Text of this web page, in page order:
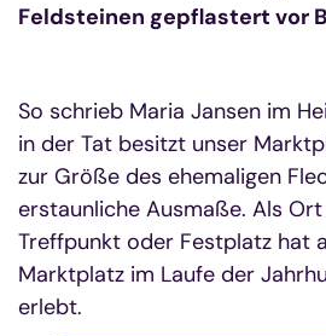
Feldsteinen gepflastert vor
So schrieb Maria Jansen im
in der Tat besitzt unser
zur Größe des ehemaligen
erstaunliche Ausmaße. Als Ort
Treffpunkt oder Festplatz hat
Marktplatz im Laufe der
erlebt.